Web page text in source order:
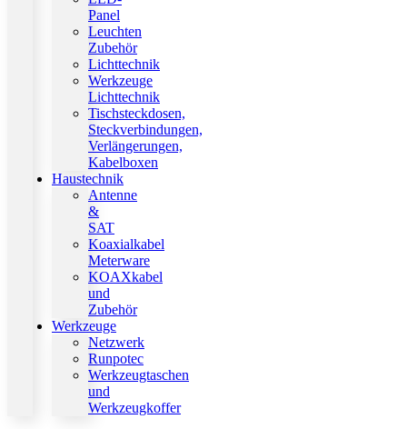
Panel
Leuchten
Zubehör
Lichttechnik
Werkzeuge
Lichttechnik
Tischsteckdosen,
Steckverbindungen,
Verlängerungen,
Kabelboxen
Haustechnik
Antenne
&
SAT
Koaxialkabel
Meterware
KOAXkabel
und
Zubehör
Werkzeuge
Netzwerk
Runpotec
Werkzeugtaschen
und
Werkzeugkoffer